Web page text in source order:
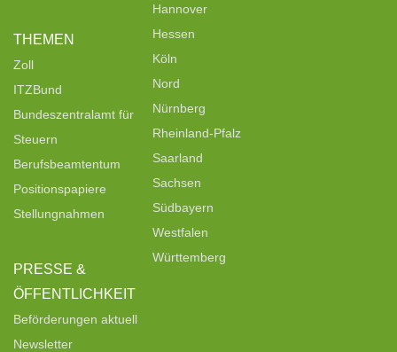
THEMEN
Zoll
ITZBund
Bundeszentralamt für
Steuern
Berufsbeamtentum
Positionspapiere
Stellungnahmen
PRESSE &
ÖFFENTLICHKEIT
Beförderungen aktuell
Newsletter
Hannover
Hessen
Köln
Nord
Nürnberg
Rheinland-Pfalz
Saarland
Sachsen
Südbayern
Westfalen
Württemberg